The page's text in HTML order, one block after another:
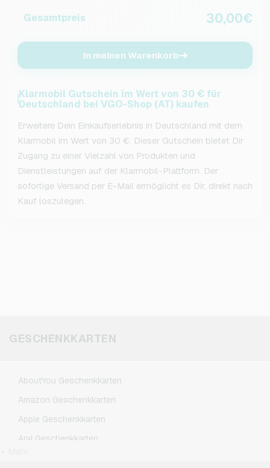
Gesamtpreis 30,00€
In meinen Warenkorb
Klarmobil Gutschein im Wert von 30 € für
Deutschland bei VGO-Shop (AT) kaufen
Erweitere Dein Einkaufserlebnis in Deutschland mit dem
Klarmobil im Wert von 30 €. Dieser Gutschein bietet Dir
Zugang zu einer Vielzahl von Produkten und
Dienstleistungen auf der Klarmobil-Plattform. Der
sofortige Versand per E-Mail ermöglicht es Dir, direkt nach
Kauf loszulegen.
GESCHENKKARTEN
AboutYou Geschenkkarten
Amazon Geschenkkarten
Apple Geschenkkarten
Aral Geschenkkarten